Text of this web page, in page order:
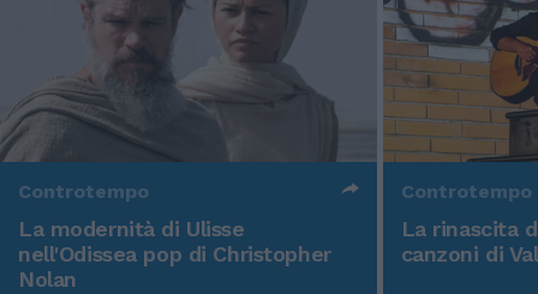
Controtempo
La modernità di Ulisse
nell'Odissea pop di Christopher
Nolan
Controtempo
La rinascita
canzoni di